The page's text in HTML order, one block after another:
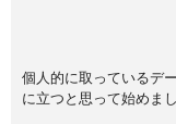
個人的に取っているデ
に立つと思って始めまし